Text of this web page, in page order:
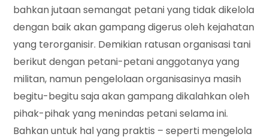
bahkan jutaan semangat petani yang tidak dikelola
dengan baik akan gampang digerus oleh kejahatan
yang terorganisir. Demikian ratusan organisasi tani
berikut dengan petani-petani anggotanya yang
militan, namun pengelolaan organisasinya masih
begitu-begitu saja akan gampang dikalahkan oleh
pihak-pihak yang menindas petani selama ini.
Bahkan untuk hal yang praktis – seperti mengelola